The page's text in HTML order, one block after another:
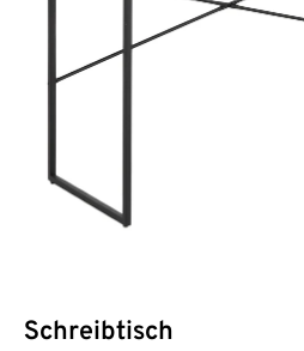
Schreibtisch